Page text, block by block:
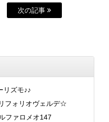
次の記事
ズモ♪♪
フォリオヴェルデ☆
ファロメオ147